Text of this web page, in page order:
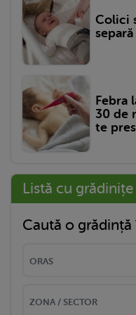
Colici
Febra
30 de
te
Listă cu grădinițe
Caută o